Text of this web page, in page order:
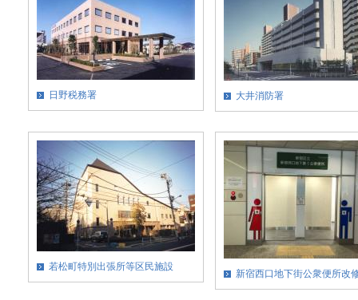
日野税務署 大井消防署
若松町特別出張所等区民施設
新宿西口地下街公衆便所改